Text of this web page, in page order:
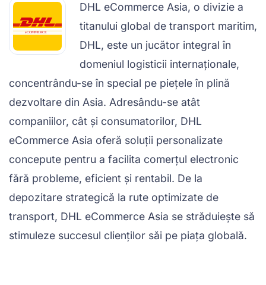
DHL eCommerce Asia, o divizie a
titanului global de transport maritim,
DHL, este un jucător integral în
domeniul logisticii internaționale,
concentrându-se în special pe piețele în plină
dezvoltare din Asia. Adresându-se atât
companiilor, cât și consumatorilor, DHL
eCommerce Asia oferă soluții personalizate
concepute pentru a facilita comerțul electronic
fără probleme, eficient și rentabil. De la
depozitare strategică la rute optimizate de
transport, DHL eCommerce Asia se străduiește să
stimuleze succesul clienților săi pe piața globală.